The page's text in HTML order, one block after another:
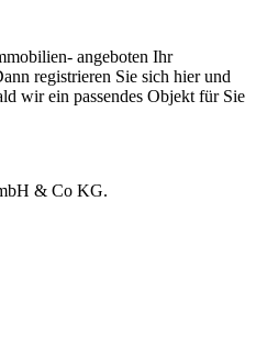
angeboten Ihr
registrieren Sie sich hier und
wir ein passendes Objekt für Sie
& Co KG.